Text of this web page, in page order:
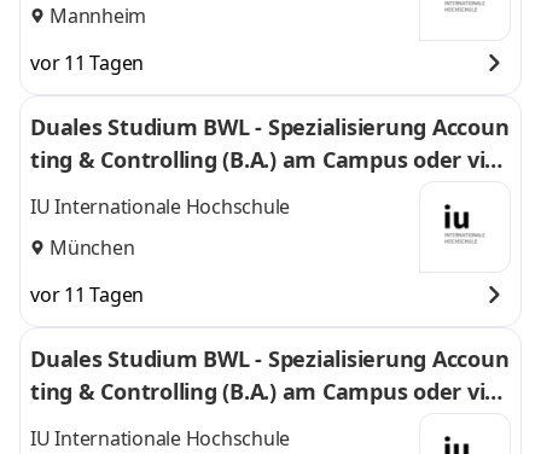
Mannheim
vor 11 Tagen
Duales Studium BWL - Spezialisierung Accoun
ting & Controlling (B.A.) am Campus oder virt
uell
IU Internationale Hochschule
München
vor 11 Tagen
Duales Studium BWL - Spezialisierung Accoun
ting & Controlling (B.A.) am Campus oder virt
uell
IU Internationale Hochschule